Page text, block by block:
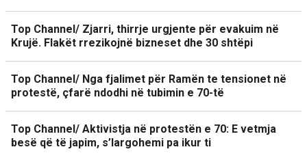
Top Channel/ Zjarri, thirrje urgjente për evakuim në
Krujë. Flakët rrezikojnë bizneset dhe 30 shtëpi
Top Channel/ Nga fjalimet për Ramën te tensionet në
protestë, çfarë ndodhi në tubimin e 70-të
Top Channel/ Aktivistja në protestën e 70: E vetmja
besë që të japim, s’largohemi pa ikur ti